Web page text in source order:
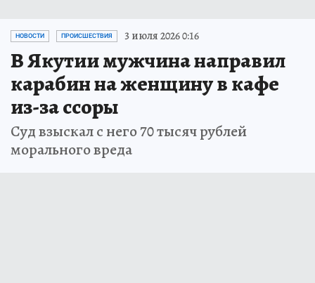
НОВОСТИ ПРОИСШЕСТВИЯ 3 июля 2026 0:16
В Якутии мужчина направил
карабин на женщину в кафе
из-за ссоры
Суд взыскал с него 70 тысяч рублей
морального вреда